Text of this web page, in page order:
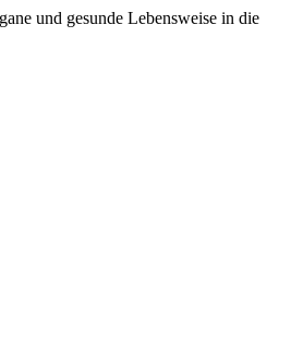
und gesunde Lebensweise in die